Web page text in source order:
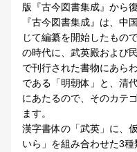
版『古今図書集成』から
『古今図書集成』は、中
じて編纂を開始したもの
の時代に、武英殿および
で刊行された書物にあら
である「明朝体」と、清
にあたるので、そのカテ
ます。
漢字書体の「武英」に、
いら」を組み合わせた3種